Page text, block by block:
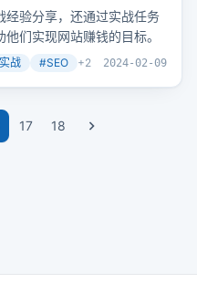
经验分享，还通过实战任务
们实现网站赚钱的目标。
战 #SEO +2 2024-02-09
17 18